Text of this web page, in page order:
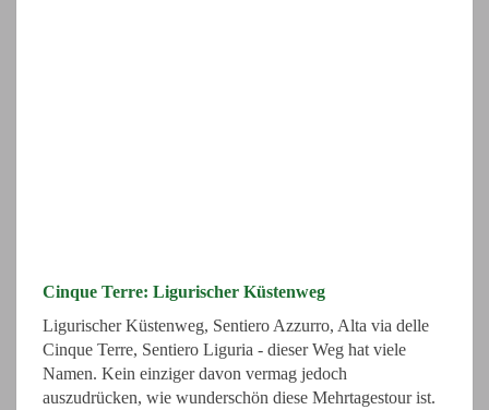
Cinque Terre: Ligurischer Küstenweg
Ligurischer Küstenweg, Sentiero Azzurro, Alta via delle
Cinque Terre, Sentiero Liguria - dieser Weg hat viele
Namen. Kein einziger davon vermag jedoch
auszudrücken, wie wunderschön diese Mehrtagestour ist.